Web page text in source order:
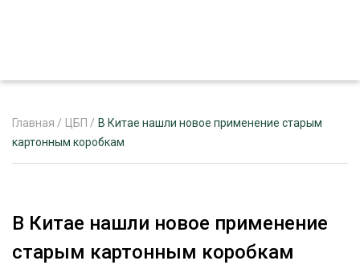
РЕКЛАМОДАТЕЛЯМ
Главная / ЦБП / В Китае нашли новое применение старым
картонным коробкам
В Китае нашли новое применение
старым картонным коробкам